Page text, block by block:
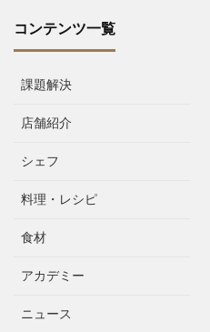
コンテンツ一覧
課題解決
店舗紹介
シェフ
料理・レシピ
食材
アカデミー
ニュース